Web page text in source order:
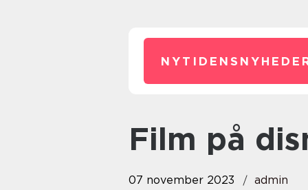
film på
07 november 2023 admin